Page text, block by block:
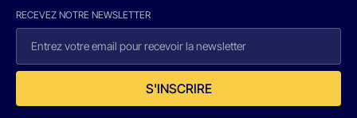
RECEVEZ NOTRE NEWSLETTER
S'INSCRIRE